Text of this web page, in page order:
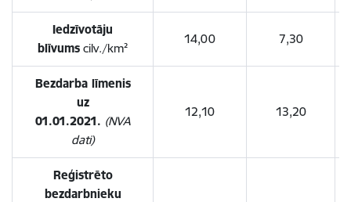
Iedzīvotāju
blīvums cilv./km²
14,00 7,30
Bezdarba līmenis
uz
01.01.2021. (NVA
dati)
12,10 13,20
Reģistrēto
bezdarbnieku